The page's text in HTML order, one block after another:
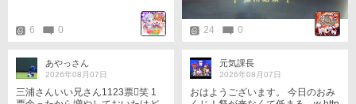
6 0 24 0
あやっさん
2026年08月07日
三浦さんいい兄さん1123票󾌾笑 1
元気課長
2026年08月07日
おはようございます。 今日のおみ